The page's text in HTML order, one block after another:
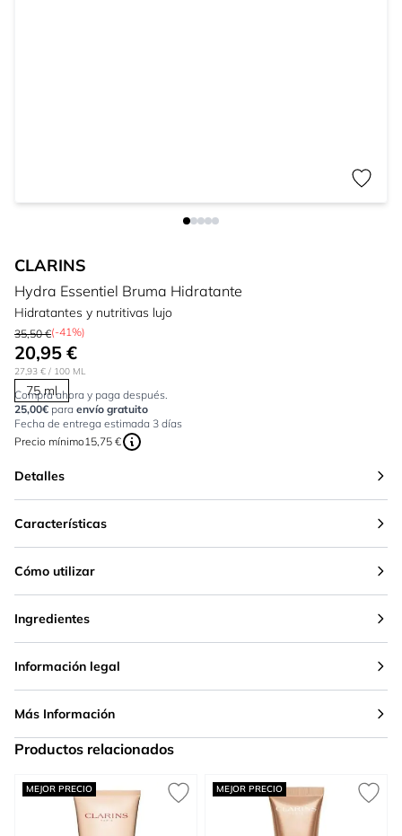
CLARINS
Hydra Essentiel Bruma Hidratante
Hidratantes y nutritivas lujo
35,50 €(-41%)
20,95 €
27,93 € / 100 ML
75 ml
Compra ahora y paga después.
25,00€ para envío gratuito
Fecha de entrega estimada 3 días
Precio mínimo15,75 €
Detalles
Características
Cómo utilizar
Ingredientes
Información legal
Más Información
Productos relacionados
Press to skip carousel
MEJOR PRECIO MEJOR PRECIO